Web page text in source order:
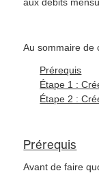
Au sommaire de
Prérequis
Étape 1 :
Étape 2 :
Prérequis
Avant de faire